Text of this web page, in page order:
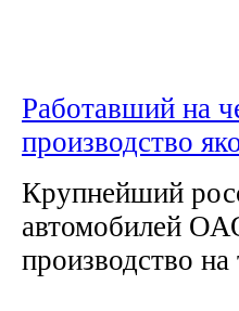
Работавший на
производство
Крупнейший
автомобилей
производство